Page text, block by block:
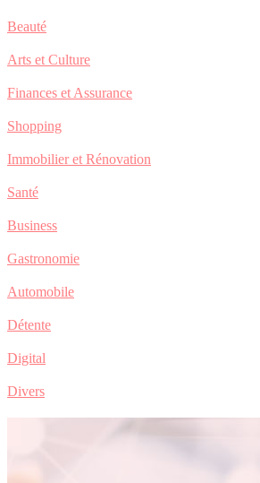
Beauté
Arts et Culture
Finances et Assurance
Shopping
Immobilier et Rénovation
Santé
Business
Gastronomie
Automobile
Détente
Digital
Divers